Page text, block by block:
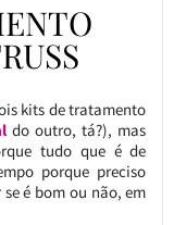
kits de tratamento
do outro, tá?), mas
tudo que é de
porque preciso
é bom ou não, em